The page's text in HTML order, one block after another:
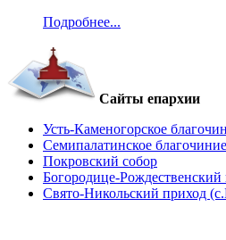
Подробнее...
Сайты епархии
Усть-Каменогорское
Семипалатинское благочиние
Покровский собор
Богородице-Рождественский
Свято-Никольский приход